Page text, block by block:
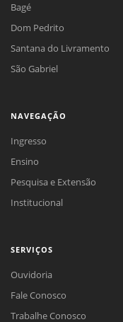
Bagé
Dom Pedrito
Santana do Livramento
São Gabriel
NAVEGAÇÃO
Ingresso
Ensino
Pesquisa e Extensão
Institucional
SERVIÇOS
Ouvidoria
Fale Conosco
Trabalhe Conosco